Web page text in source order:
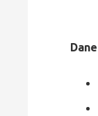
Dane